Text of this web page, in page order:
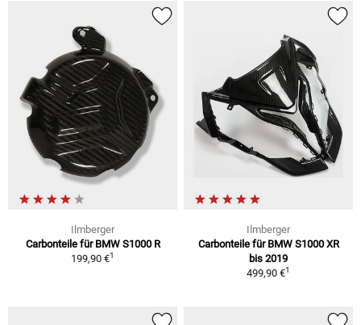
Ilmberger
Carbonteile für BMW S1000 R
199,90 €1
Ilmberger
Carbonteile für BMW S1000 XR
bis 2019
499,90 €1